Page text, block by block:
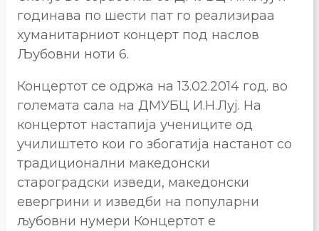
годинава по шести пат го реализираа
хуманитарниот концерт под наслов
Љубовни ноти 6.
Концертот се одржа на 13.02.2014 год. во
големата сала на ДМУБЦ И.Н.Луј. На
концертот настапија учениците од
училиштето кои го збогатија настанот со
традиционални македонски
староградски изведи, македонски
евергрини и изведби на популарни
љубовни нумери Концертот е